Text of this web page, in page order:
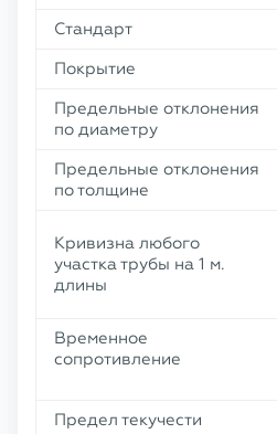
Стандарт
Покрытие
Предельные отклонения
по диаметру
Предельные отклонения
по толщине
Кривизна любого
участка трубы на 1 м.
длины
Временное
сопротивление
Предел текучести